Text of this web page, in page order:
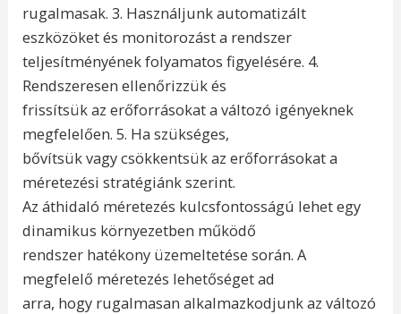
rugalmasak. 3. Használjunk automatizált
eszközöket és monitorozást a rendszer
teljesítményének folyamatos figyelésére. 4.
Rendszeresen ellenőrizzük és
frissítsük az erőforrásokat a változó igényeknek
megfelelően. 5. Ha szükséges,
bővítsük vagy csökkentsük az erőforrásokat a
méretezési stratégiánk szerint.
Az áthidaló méretezés kulcsfontosságú lehet egy
dinamikus környezetben működő
rendszer hatékony üzemeltetése során. A
megfelelő méretezés lehetőséget ad
arra, hogy rugalmasan alkalmazkodjunk az változó